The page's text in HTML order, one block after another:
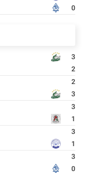
0
3
2
2
3
3
1
3
1
3
0